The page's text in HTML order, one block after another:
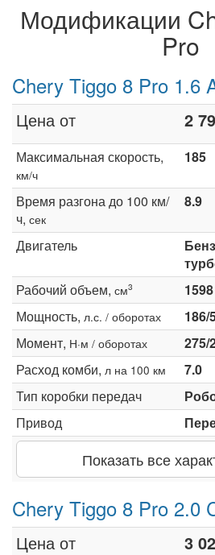
Модификации
Pro
Chery Tiggo 8 Pro 1.6
Цена от 2
Максимальная скорость,
км/ч
185
Время разгона до 100 км/
ч, сек
8.9
Двигатель
Рабочий объем, см3
1598
Мощность, л.с. / оборотах
186/
Момент, Н·м / оборотах
275/
Расход комби, л на 100 км
7.0
Тип коробки передач
Привод
Показать все
Chery Tiggo 8 Pro 2.0
Цена от 3